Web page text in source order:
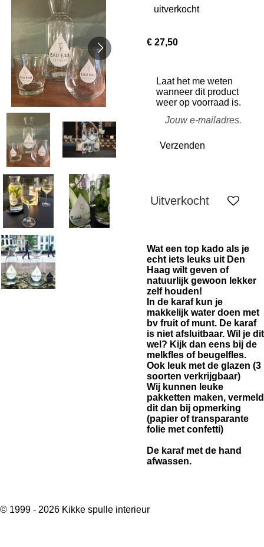
uitverkocht
€ 27,50
Laat het me weten
wanneer dit product
weer op voorraad is.
Verzenden
Uitverkocht
Wat een top kado als je
echt iets leuks uit Den
Haag wilt geven of
natuurlijk gewoon lekker
zelf houden!
In de karaf kun je
makkelijk water doen met
bv fruit of munt. De karaf
is niet afsluitbaar. Wil je dit
wel? Kijk dan eens bij de
melkfles of beugelfles.
Ook leuk met de glazen (3
soorten verkrijgbaar)
Wij kunnen leuke
pakketten maken, vermeld
dit dan bij opmerking
(papier of transparante
folie met confetti)
De karaf met de hand
afwassen.
© 1999 - 2026 Kikke spulle interieur